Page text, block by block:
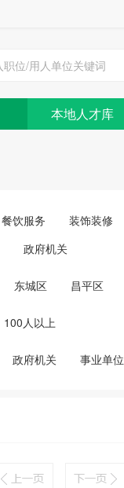
本地人才库
餐饮服务 装饰装修
政府机关
东城区 昌平区
100人以上
政府机关 事业单位